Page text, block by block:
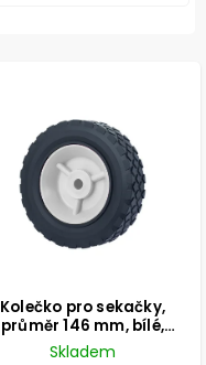
Kolečko pro sekačky,
průměr 146 mm, bílé,
nosnost 35 kg
Skladem